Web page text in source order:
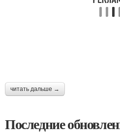
читать дальше →
Последние